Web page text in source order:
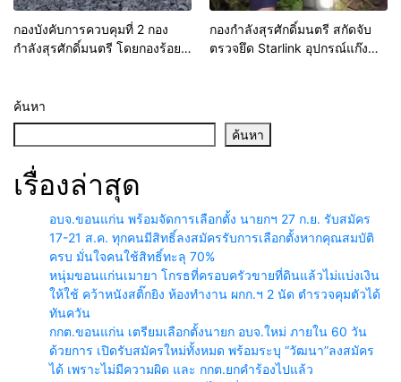
กองบังคับการควบคุมที่ 2 กอง
กำลังสุรศักดิ์มนตรี โดยกองร้อย
เหลือด้านแรงงานแก่ประชาชน
กองกำลังสุรศักดิ์มนตรี สกัดจับ
ตรวจยึด Starlink อุปกรณ์แก๊ง
ค้นหา
ค้นหา
เรื่องล่าสุด
อบจ.ขอนแก่น พร้อมจัดการเลือกตั้ง นายกฯ 27 ก.ย. รับสมัคร
17-21 ส.ค. ทุกคนมีสิทธิ์ลงสมัครรับการเลือกตั้งหากคุณสมบัติ
ครบ มั่นใจคนใช้สิทธิ์ทะลุ 70%
หนุ่มขอนแก่นเมายา โกรธที่ครอบครัวขายที่ดินแล้วไม่แบ่งเงิน
ให้ใช้ คว้าหนังสติ๊กยิง ห้องทำงาน ผกก.ฯ 2 นัด ตำรวจคุมตัวได้
ทันควัน
กกต.ขอนแก่น เตรียมเลือกตั้งนายก อบจ.ใหม่ ภายใน 60 วัน
ด้วยการ เปิดรับสมัครใหม่ทั้งหมด พร้อมระบุ “วัฒนา”ลงสมัคร
ได้ เพราะไม่มีความผิด และ กกต.ยกคำร้องไปแล้ว